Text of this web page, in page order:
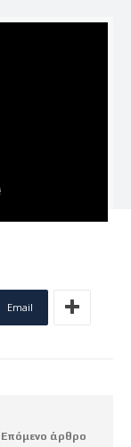
Email
Επόμενο άρθρο